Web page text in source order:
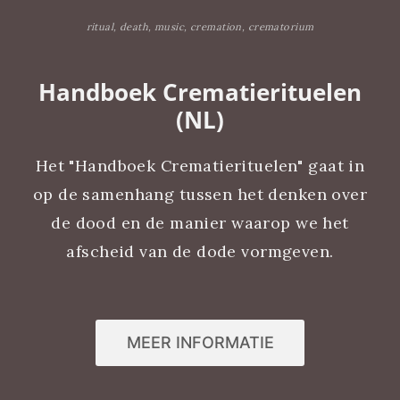
ritual, death, music, cremation, crematorium
Handboek Crematierituelen
(NL)
Het "Handboek Crematierituelen" gaat in
op de samenhang tussen het denken over
de dood en de manier waarop we het
afscheid van de dode vormgeven.
MEER INFORMATIE